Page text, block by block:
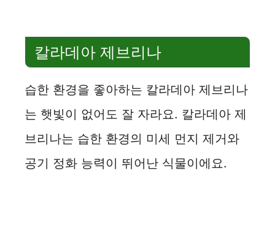
칼라데아 제브리나
습한 환경을 좋아하는 칼라데아 제브리나
는 햇빛이 없어도 잘 자라요. 칼라데아 제
브리나는 습한 환경의 미세 먼지 제거와
공기 정화 능력이 뛰어난 식물이에요.